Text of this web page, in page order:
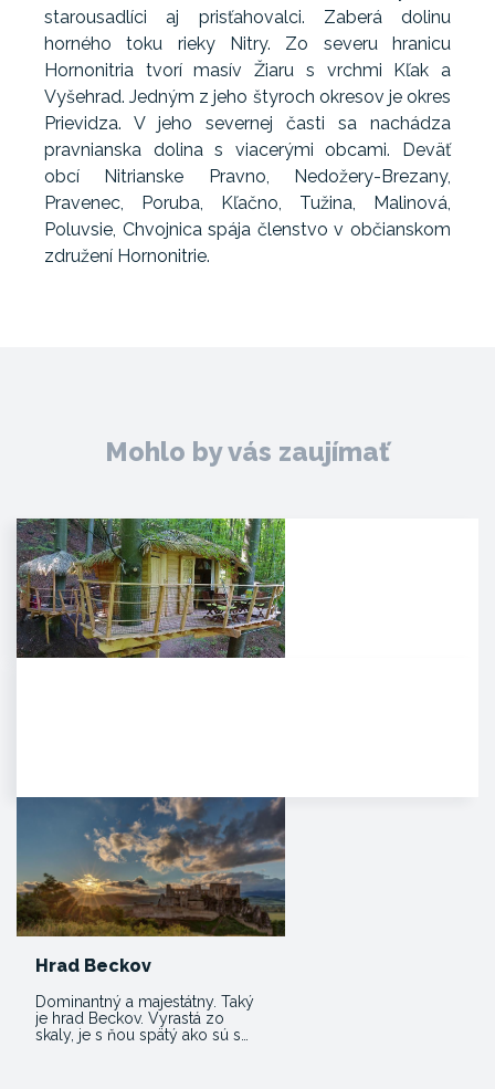
starousadlíci aj prisťahovalci. Zaberá dolinu
horného toku rieky Nitry. Zo severu hranicu
Hornonitria tvorí masív Žiaru s vrchmi Kľak a
Vyšehrad. Jedným z jeho štyroch okresov je okres
Prievidza. V jeho severnej časti sa nachádza
pravnianska dolina s viacerými obcami. Deväť
obcí Nitrianske Pravno, Nedožery-Brezany,
Pravenec, Poruba, Kľačno, Tužina, Malinová,
Poluvsie, Chvojnica spája členstvo v občianskom
združení Hornonitrie.
Mohlo by vás zaujímať
Hrad Beckov
Dominantný a majestátny. Taký
je hrad Beckov. Vyrastá zo
skaly, je s ňou spätý ako sú s…